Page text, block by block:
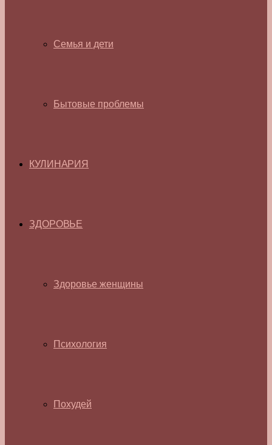
Семья и дети
Бытовые проблемы
КУЛИНАРИЯ
ЗДОРОВЬЕ
Здоровье женщины
Психология
Похудей